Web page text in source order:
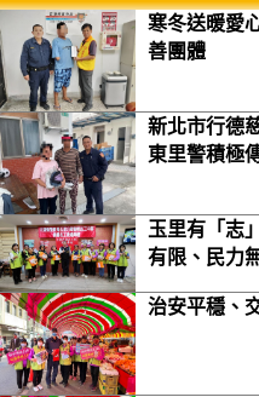
寒冬送暖愛
善團體
新北市行德
東里警積極
玉里有「志
有限、民力
治安平穩、